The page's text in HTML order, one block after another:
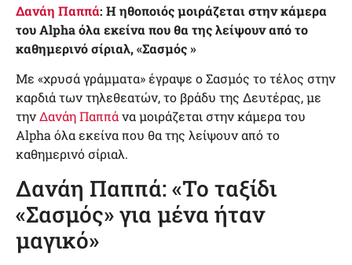
Δανάη Παππά: Η ηθοποιός μοιράζεται στην κάμερα
του Alpha όλα εκείνα που θα της λείψουν από το
καθημερινό σίριαλ, «Σασμός »
Με «χρυσά γράμματα» έγραψε ο Σασμός το τέλος στην
καρδιά των τηλεθεατών, το βράδυ της Δευτέρας, με
τηνΔανάη Παππάνα μοιράζεται στην κάμερα του
Alpha όλα εκείνα που θα της λείψουν από το
καθημερινό σίριαλ.
Δανάη Παππά: «Το ταξίδι
«Σασμός» για μένα ήταν
μαγικό»